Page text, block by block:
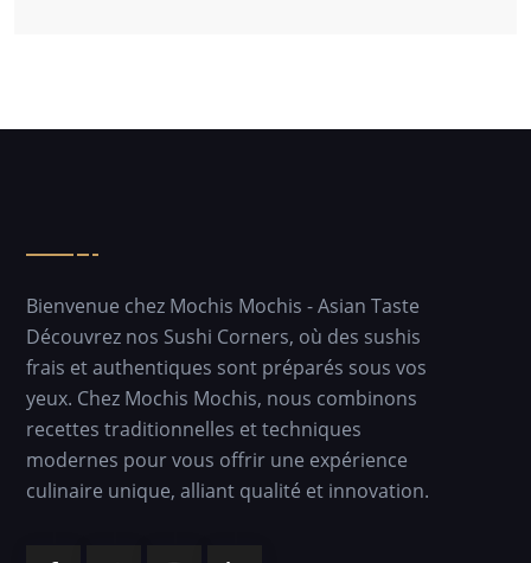
Bienvenue chez Mochis Mochis - Asian Taste
Découvrez nos Sushi Corners, où des sushis
frais et authentiques sont préparés sous vos
yeux. Chez Mochis Mochis, nous combinons
recettes traditionnelles et techniques
modernes pour vous offrir une expérience
culinaire unique, alliant qualité et innovation.